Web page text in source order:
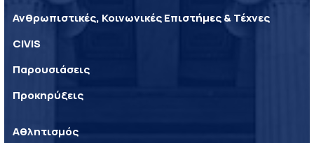
Ανθρωπιστικές, Κοινωνικές Επιστήμες & Τέχνες
CIVIS
Παρουσιάσεις
Προκηρύξεις
Αθλητισμός